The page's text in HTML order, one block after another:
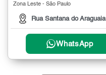
Zona Leste - São Paulo
Rua Santana do Araguaia
WhatsApp